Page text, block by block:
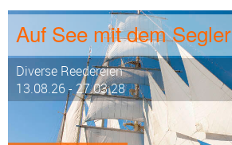
Auf See mit dem Segler
Diverse Reedereien
13.08.26 - 27.03.28